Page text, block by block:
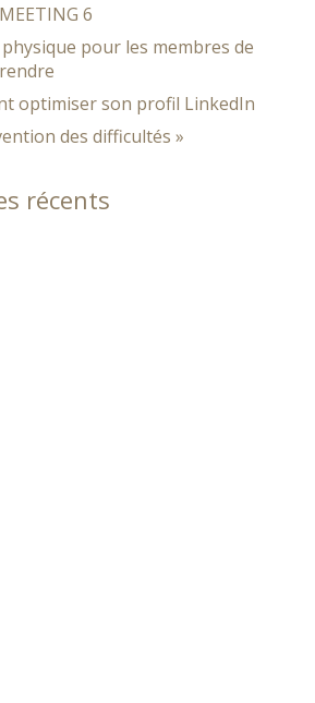
6
pour les membres de
optimiser son profil LinkedIn
des difficultés »
récents